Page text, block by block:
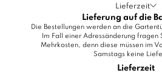
Lieferzeit
Lieferung auf die
Die Bestellungen werden an die
Im Fall einer Adressänderung fragen
Mehrkosten, denn diese müssen im
Samstags keine
Lieferzeit